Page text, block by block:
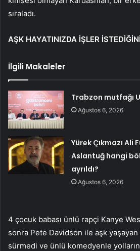
sıraladı.
AŞK HAYATINIZDA İŞLER
İlgili Makaleler
Trabzon mutfağı
Ağustos 6, 2026
Yürek Çıkmazı
Aslantuğ hangi
ayrıldı?
Ağustos 6, 2026
4 çocuk babası ünlü rapçi Kanye
sonra Pete Davidson ile aşk
sürmedi ve ünlü komedyenle yollarını